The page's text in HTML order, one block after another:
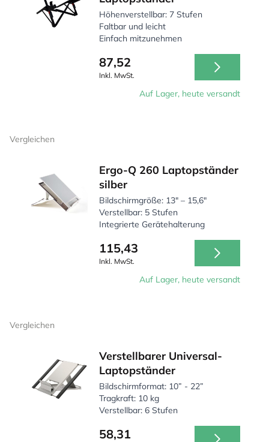
Höhenverstellbar: 7 Stufen
Faltbar und leicht
Einfach mitzunehmen
87,52
Inkl. MwSt.
Auf Lager, heute versandt
Vergleichen
Ergo-Q 260 Laptopständer
silber
Bildschirmgröße: 13" – 15,6"
Verstellbar: 5 Stufen
Integrierte Gerätehalterung
115,43
Inkl. MwSt.
Auf Lager, heute versandt
Vergleichen
Verstellbarer Universal-
Laptopständer
Bildschirmformat: 10” - 22”
Tragkraft: 10 kg
Verstellbar: 6 Stufen
58,31